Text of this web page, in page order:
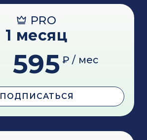
PRO
1 месяц
595 ₽ / мес
ПОДПИСАТЬСЯ